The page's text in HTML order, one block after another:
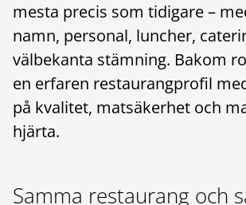
mesta precis som tidigare –
namn, personal, luncher,
välbekanta stämning. Bakom
en erfaren restaurangprofil
på kvalitet, matsäkerhet och
hjärta.
Samma restaurang och